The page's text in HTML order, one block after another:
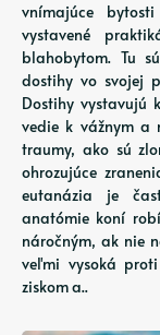
vnímajúce
vystavené
blahobytom. Tu
dostihy vo svojej
Dostihy vystavujú
vedie k vážnym a
traumy, ako sú
ohrozujúce
eutanázia je
anatómie koní
náročným, ak nie
veľmi vysoká
ziskom a..